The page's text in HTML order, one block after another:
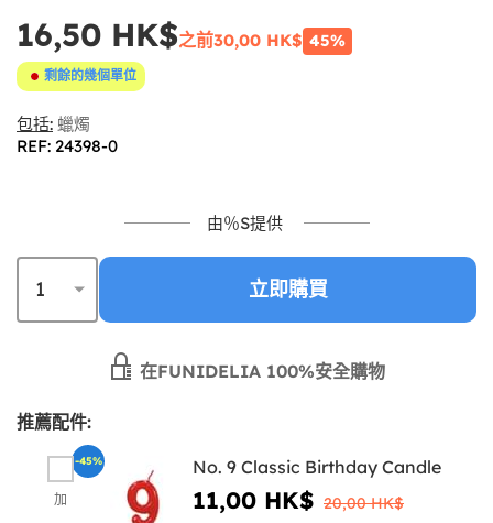
16,50 HK$之前30,00 HK$ 45%
剩餘的幾個單位
包括: 蠟燭
REF: 24398-0
由％S提供
立即購買
在FUNIDELIA 100%安全購物
推薦配件:
加
No. 9 Classic Birthday Candle
11,00 HK$ 20,00 HK$
-45%